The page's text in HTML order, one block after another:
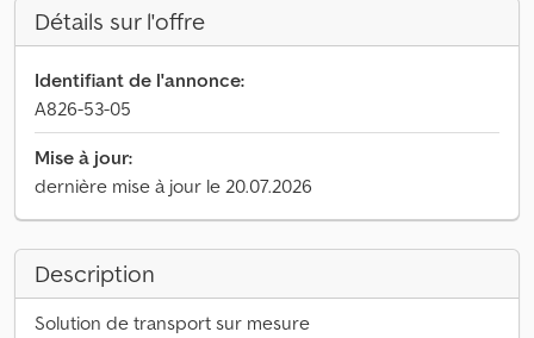
Détails sur l'offre
Identifiant de l'annonce:
A826-53-05
Mise à jour:
dernière mise à jour le 20.07.2026
Description
Solution de transport sur mesure